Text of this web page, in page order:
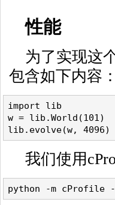
性能
为了实现这
包含如下内容：
import lib
w = lib.World(101)
lib.evolve(w, 4096)
我们使用
python -m cProfile -